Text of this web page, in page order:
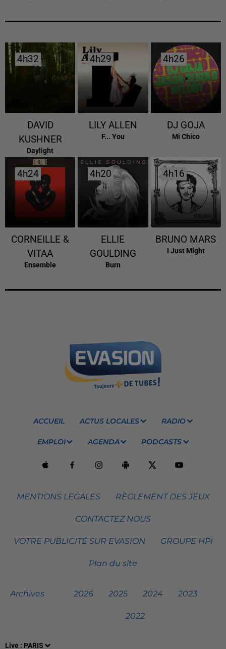
Live : PARIS
4h32
4h32
DAVID
KUSHNER
Daylight
4h29
4h29
LILY ALLEN
F... You
4h26
4h26
DJ GOJA
Mi Chico
4h24
4h24
CORNEILLE &
VITAA
Ensemble
4h20
4h20
ELLIE
GOULDING
Burn
4h16
4h16
BRUNO MARS
I Just Might
ACCUEIL ACTUS LOCALES RADIO
EMPLOI AGENDA PODCASTS
MENTIONS LEGALES RÈGLEMENT DES JEUX
CONTACTEZ NOUS
VOTRE PUBLICITÉ SUR EVASION GROUPE HPI
Plan du site
Archives 2026 2025 2024 2023
2022